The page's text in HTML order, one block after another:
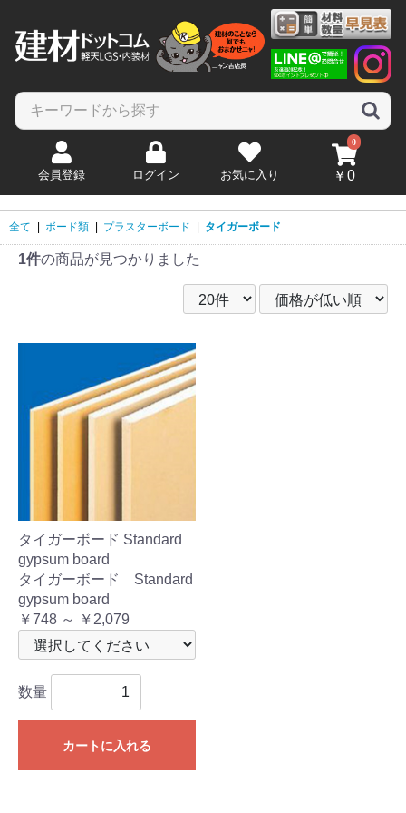
会員登録 ログイン お気に入り
0
￥0
全て | ボード類 | プラスターボード | タイガーボード
1件の商品が見つかりました
タイガーボード Standard
gypsum board
タイガーボード Standard
gypsum board
￥748 ～ ￥2,079
数量
カートに入れる